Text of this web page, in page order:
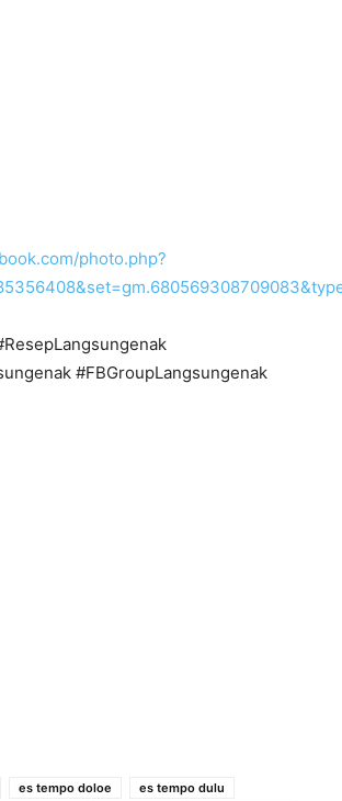
photo.php?
#FBGroupLangsungenak
es tempo doloe
es tempo dulu